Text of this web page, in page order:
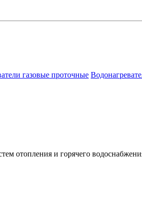
газовые проточные
отопления и горячего